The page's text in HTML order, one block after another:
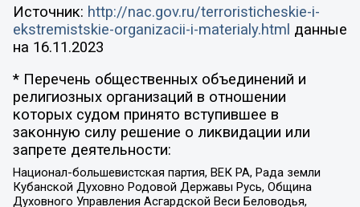
Источник: http://nac.gov.ru/terroristicheskie-i-
ekstremistskie-organizacii-i-materialy.html данные
на 16.11.2023
* Перечень общественных объединений и
религиозных организаций в отношении
которых судом принято вступившее в
законную силу решение о ликвидации или
запрете деятельности:
Национал-большевистская партия, ВЕК РА, Рада земли
Кубанской Духовно Родовой Державы Русь, Община
Духовного Управления Асгардской Веси Беловодья,